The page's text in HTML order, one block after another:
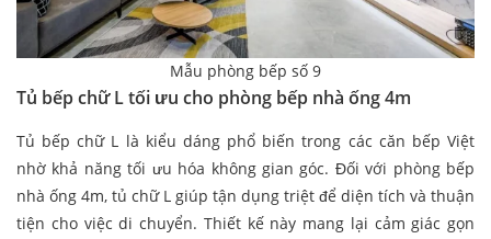
Mẫu phòng bếp số 9
Tủ bếp chữ L tối ưu cho phòng bếp nhà ống 4m​
Tủ bếp chữ L là kiểu dáng phổ biến trong các căn bếp Việt
nhờ khả năng tối ưu hóa không gian góc. Đối với phòng bếp
nhà ống 4m, tủ chữ L giúp tận dụng triệt để diện tích và thuận
tiện cho việc di chuyển. Thiết kế này mang lại cảm giác gọn